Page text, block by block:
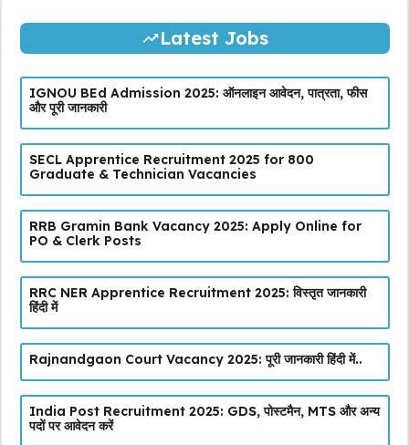
Latest Jobs
IGNOU BEd Admission 2025: ऑनलाइन आवेदन, पात्रता, फीस
और पूरी जानकारी
SECL Apprentice Recruitment 2025 for 800
Graduate & Technician Vacancies
RRB Gramin Bank Vacancy 2025: Apply Online for
PO & Clerk Posts
RRC NER Apprentice Recruitment 2025: विस्तृत जानकारी
हिंदी में
Rajnandgaon Court Vacancy 2025: पूरी जानकारी हिंदी में..
India Post Recruitment 2025: GDS, पोस्टमैन, MTS और अन्य
पदों पर आवेदन करें